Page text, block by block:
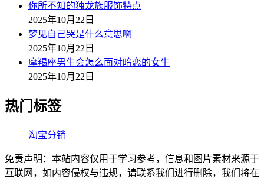
你所不知的独龙族服饰特点
2025年10月22日
梦见自己哭是什么意思啊
2025年10月22日
摩羯座男生会怎么面对暗恋的女生
2025年10月22日
热门标签
淘宝分销
免责声明：本站内容仅用于学习参考，信息和图片素材来源于
互联网，如内容侵权与违规，请联系我们进行删除，我们将在